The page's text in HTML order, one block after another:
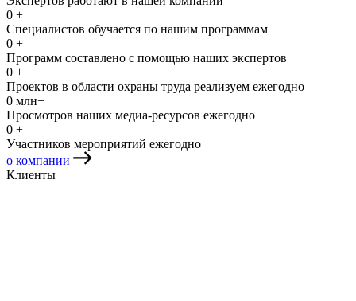
0 +
Специалистов обучается по нашим программам
0 +
Программ составлено с помощью наших экспертов
0 +
Проектов в области охраны труда реализуем ежегодно
0 млн+
Просмотров наших медиа-ресурсов ежегодно
0 +
Участников мероприятий ежегодно
о компании
Клиенты